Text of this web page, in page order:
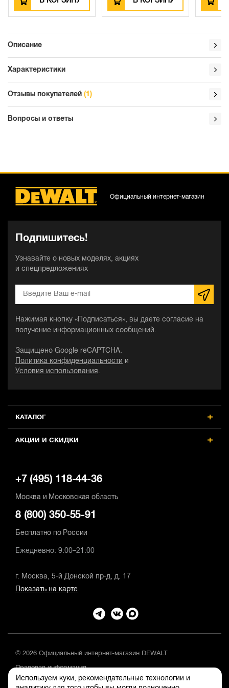
Используем куки, рекомендательные технологии и
Описание
Характеристики
Отзывы покупателей (1)
Вопросы и ответы
КАТАЛОГ
АКЦИИ И СКИДКИ
Подпишитесь!
Узнавайте о новых моделях, акциях
и спецпредложениях
Нажимая кнопку «Подписаться», вы даете согласие на
получение информационных сообщений.
Защищено Google reCAPTCHA.
Политика конфиденциальности
и
Условия использования .
Официальный интернет-магазин
+7 (495) 118-44-36
Москва и Московская область
8 (800) 350-55-91
Бесплатно по России
Ежедневно: 9:00–21:00
г. Москва, 5-й Донской пр-д, д. 17
Показать на карте
© 2026 Официальный интернет-магазин DEWALT
Правовая информация
Положение об обработке и защите персональных данных